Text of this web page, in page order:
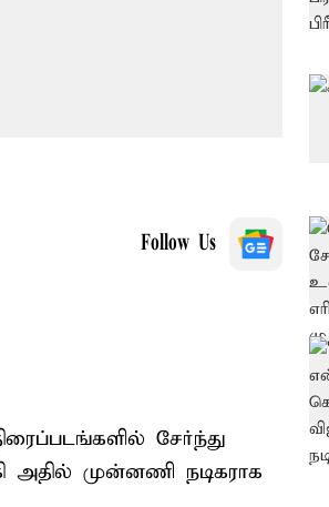
Follow Us
சேர்ந்து
அதில் முன்னணி நடிகராக